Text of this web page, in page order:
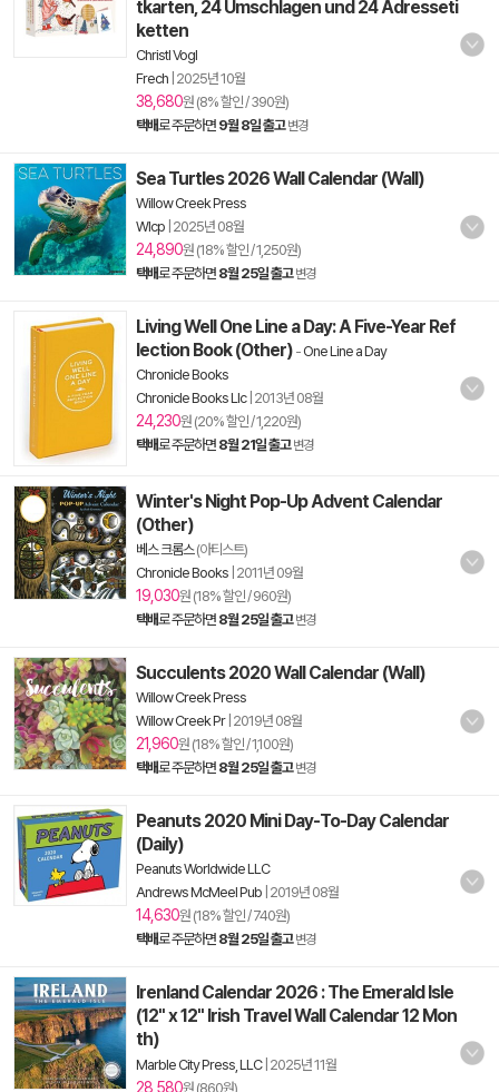
tkarten, 24 Umschlagen und 24 Adresseti
ketten
Christl Vogl
Frech 2025년 10월
38,680원 (8% 할인 / 390원)
택배로 주문하면 9월 8일 출고 변경
Sea Turtles 2026 Wall Calendar (Wall)
Willow Creek Press
Wlcp 2025년 08월
24,890원 (18% 할인 / 1,250원)
택배로 주문하면 8월 25일 출고 변경
Living Well One Line a Day: A Five-Year Ref
lection Book (Other) -One Line a Day
Chronicle Books
Chronicle Books Llc| 2013년 08월
24,230원 (20% 할인 / 1,220원)
택배로 주문하면 8월 21일 출고 변경
Winter's Night Pop-Up Advent Calendar
(Other)
베스 크롬스(아티스트)
Chronicle Books 2011년 09월
19,030원 (18% 할인 / 960원)
택배로 주문하면 8월 25일 출고 변경
Succulents 2020 Wall Calendar (Wall)
Willow Creek Press
Willow Creek Pr| 2019년 08월
21,960원 (18% 할인 / 1,100원)
택배로 주문하면 8월 25일 출고 변경
Peanuts 2020 Mini Day-To-Day Calendar
(Daily)
Peanuts Worldwide LLC
Andrews McMeel Pub 2019년 08월
14,630원 (18% 할인 / 740원)
택배로 주문하면 8월 25일 출고 변경
Irenland Calendar 2026 : The Emerald Isle
(12" x 12" Irish Travel Wall Calendar 12 Mon
th)
Marble City Press, LLC| 2025년 11월
28,580원 (860원)